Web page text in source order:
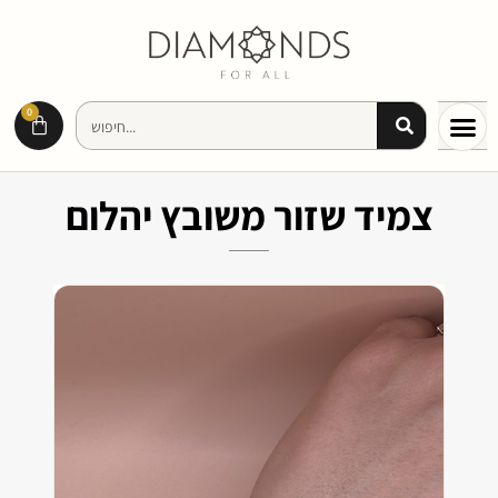
0
צמיד שזור משובץ יהלום